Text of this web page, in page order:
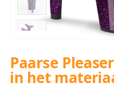
Paarse
in het